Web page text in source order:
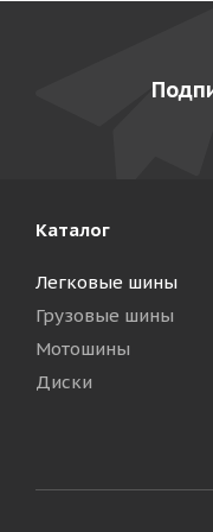
Каталог
Легковые шины
Грузовые шины
Мотошины
Диски